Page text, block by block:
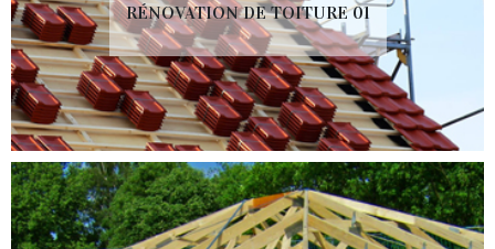
RÉNOVATION DE TOITURE 01